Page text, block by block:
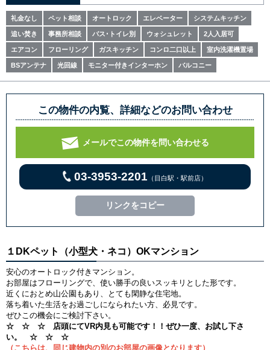
礼金なし ペット相談 オートロック エレベーター システムキッチン
追い焚き 事務所相談 バス･トイレ別 ウォシュレット 2人入居可
エアコン フローリング ガスキッチン コンロ二口以上 室内洗濯機置場
BSアンテナ 光回線 モニター付きインターホン バルコニー
この物件の内覧、詳細などのお問い合わせ
メールでこの物件を問い合わせる
03-3953-2201 （目白駅・駅前店）
リンクをコピー
１DKペット（小型犬・ネコ）OKマンション
安心のオートロック付きマンション。
お部屋はフローリングで、使い勝手の良いスッキリとした形です。
近くにおとめ山公園もあり、とても閑静な住宅地。
落ち着いた生活をお過ごしになられたい方、必見です。
ぜひこの機会にご検討下さい。
☆ ☆ ☆ 店頭にてVR内見も可能です！！ぜひ一度、お試し下さ
い。 ☆ ☆ ☆
（こちらは、同じ建物内の別のお部屋の画像となります）